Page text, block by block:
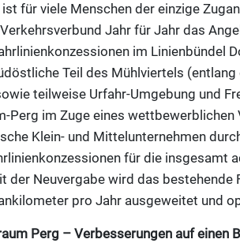
für viele Menschen der einzige
Jahr für Jahr das
im Linienbündel
Teil des Mühlviertels (entlang
teilweise Urfahr-Umgebung und
Perg im Zuge eines wettbewerblichen
Klein- und Mittelunternehmen
für die insgesamt
Neuvergabe wird das bestehende
pro Jahr ausgeweitet und
Perg – Verbesserungen auf einen